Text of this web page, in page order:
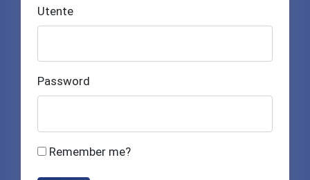
Utente
Password
Remember me?